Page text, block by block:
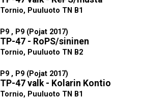
Tornio, Puuluoto TN B1
P9 , P9 (Pojat 2017)
TP-47 - RoPS/sininen
Tornio, Puuluoto TN B2
P9 , P9 (Pojat 2017)
TP-47 valk - Kolarin Kontio
Tornio, Puuluoto TN B1